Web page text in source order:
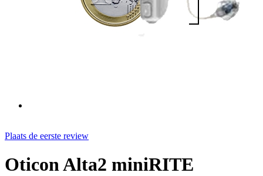
Plaats de eerste review
Oticon Alta2 miniRITE